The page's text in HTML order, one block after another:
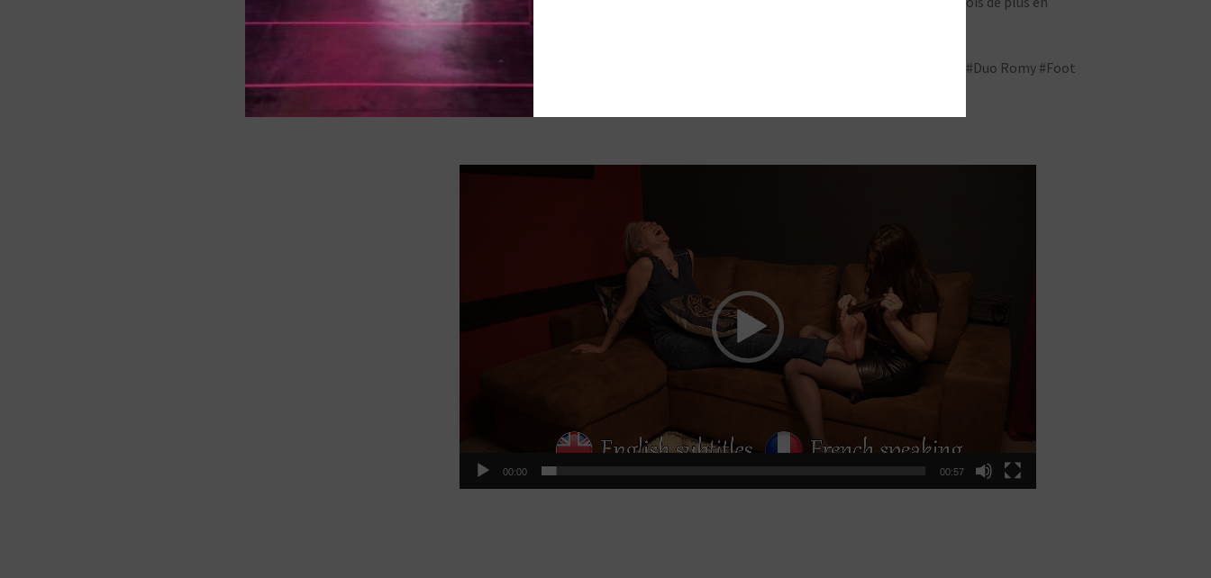
bataille ha ha
#Chatouilles #Guili #Tickling #Nombril #Soft tickling #Barefoot #Nylon #Aisselles #Duo Romy #Foot
Tickling #Addictive #Addi #Madam Addi
00:00 00:57